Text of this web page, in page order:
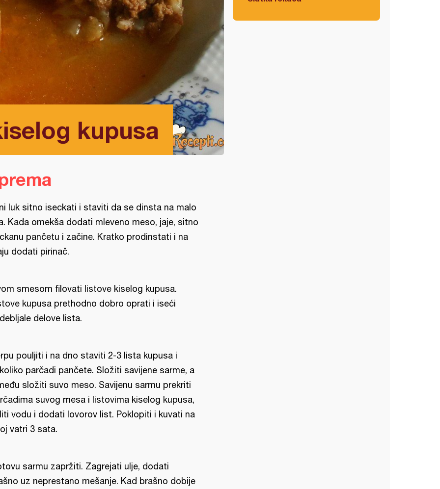
kupusa
luk sitno iseckati i staviti da se dinsta na malo
Kada omekša dodati mleveno meso, jaje, sitno
pančetu i začine. Kratko prodinstati i na
dodati pirinač.
smesom filovati listove kiselog kupusa.
kupusa prethodno dobro oprati i iseći
delove lista.
pouljiti i na dno staviti 2-3 lista kupusa i
parčadi pančete. Složiti savijene sarme, a
složiti suvo meso. Savijenu sarmu prekriti
suvog mesa i listovima kiselog kupusa,
vodu i dodati lovorov list. Poklopiti i kuvati na
vatri 3 sata.
sarmu zapržiti. Zagrejati ulje, dodati
uz neprestano mešanje. Kad brašno dobije